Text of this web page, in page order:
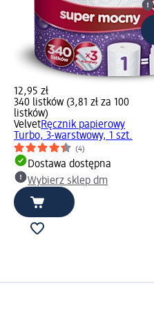
12,95 zł
340 listków (3,81 zł za 100
listków)
VelvetRęcznik papierowy
Turbo, 3-warstwowy, 1 szt.
(4)
Dostawa dostępna
Wybierz sklep dm